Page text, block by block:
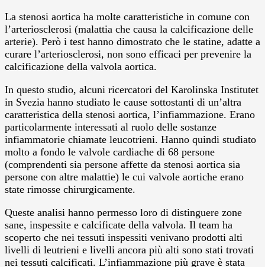
La stenosi aortica ha molte caratteristiche in comune con
l’arteriosclerosi (malattia che causa la calcificazione delle
arterie). Però i test hanno dimostrato che le statine, adatte a
curare l’arteriosclerosi, non sono efficaci per prevenire la
calcificazione della valvola aortica.
In questo studio, alcuni ricercatori del Karolinska Institutet
in Svezia hanno studiato le cause sottostanti di un’altra
caratteristica della stenosi aortica, l’infiammazione. Erano
particolarmente interessati al ruolo delle sostanze
infiammatorie chiamate leucotrieni. Hanno quindi studiato
molto a fondo le valvole cardiache di 68 persone
(comprendenti sia persone affette da stenosi aortica sia
persone con altre malattie) le cui valvole aortiche erano
state rimosse chirurgicamente.
Queste analisi hanno permesso loro di distinguere zone
sane, inspessite e calcificate della valvola. Il team ha
scoperto che nei tessuti inspessiti venivano prodotti alti
livelli di leutrieni e livelli ancora più alti sono stati trovati
nei tessuti calcificati. L’infiammazione più grave è stata